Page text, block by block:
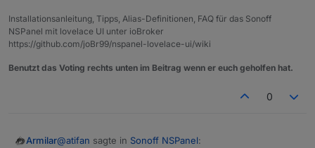
Installationsanleitung, Tipps, Alias-Definitionen, FAQ für das Sonoff
NSPanel mit lovelace UI unter ioBroker
https://github.com/joBr99/nspanel-lovelace-ui/wiki
Benutzt das Voting rechts unten im Beitrag wenn er euch geholfen hat.
0
Armilar@atifan sagte in Sonoff NSPanel: